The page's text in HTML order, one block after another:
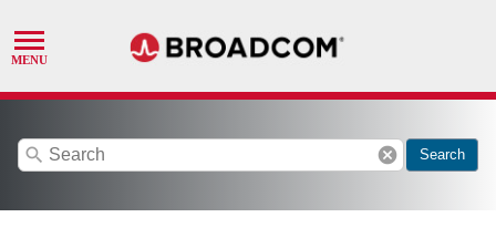
search cancel Search